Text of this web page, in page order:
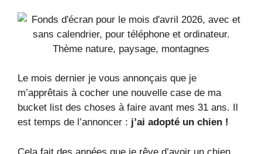
Le mois dernier je vous annonçais que je
m’apprêtais à cocher une nouvelle case de ma
bucket list des choses à faire avant mes 31 ans. Il
est temps de l’annoncer : j’ai adopté un chien !
Cela fait des années que je rêve d’avoir un chien.